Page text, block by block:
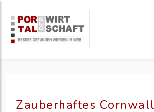
Zauberhaftes Cornwall